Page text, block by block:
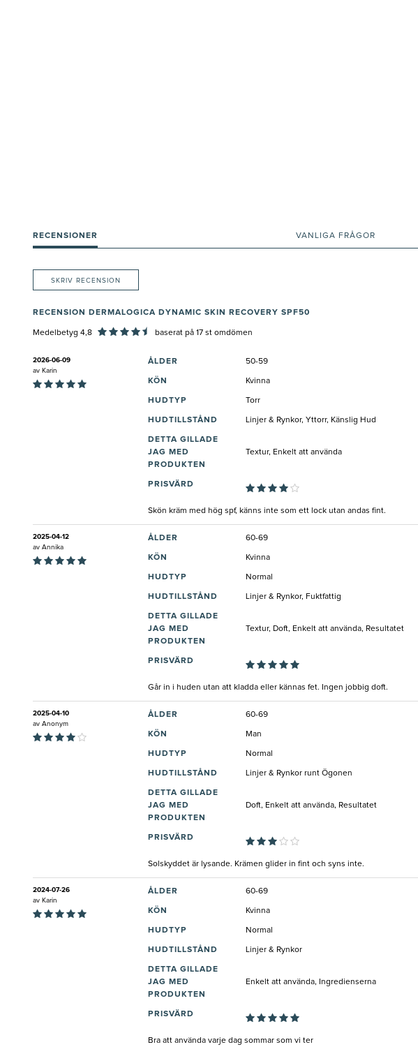
RECENSIONER VANLIGA FRÅGOR
SKRIV RECENSION
RECENSION DERMALOGICA DYNAMIC SKIN RECOVERY SPF50
Medelbetyg 4,8 baserat på 17 st omdömen
2026-06-09
av Karin
ÅLDER 50-59
KÖN Kvinna
HUDTYP Torr
HUDTILLSTÅND Linjer & Rynkor, Yttorr, Känslig Hud
DETTA GILLADE
JAG MED
PRODUKTEN
Textur, Enkelt att använda
PRISVÄRD
Skön kräm med hög spf, känns inte som ett lock utan andas fint.
2025-04-12
av Annika
ÅLDER 60-69
KÖN Kvinna
HUDTYP Normal
HUDTILLSTÅND Linjer & Rynkor, Fuktfattig
DETTA GILLADE
JAG MED
PRODUKTEN
Textur, Doft, Enkelt att använda, Resultatet
PRISVÄRD
Går in i huden utan att kladda eller kännas fet. Ingen jobbig doft.
2025-04-10
av Anonym
ÅLDER 60-69
KÖN Man
HUDTYP Normal
HUDTILLSTÅND Linjer & Rynkor runt Ögonen
DETTA GILLADE
JAG MED
PRODUKTEN
Doft, Enkelt att använda, Resultatet
PRISVÄRD
Solskyddet är lysande. Krämen glider in fint och syns inte.
2024-07-26
av Karin
ÅLDER 60-69
KÖN Kvinna
HUDTYP Normal
HUDTILLSTÅND Linjer & Rynkor
DETTA GILLADE
JAG MED
PRODUKTEN
Enkelt att använda, Ingredienserna
PRISVÄRD
Bra att använda varje dag sommar som vi ter